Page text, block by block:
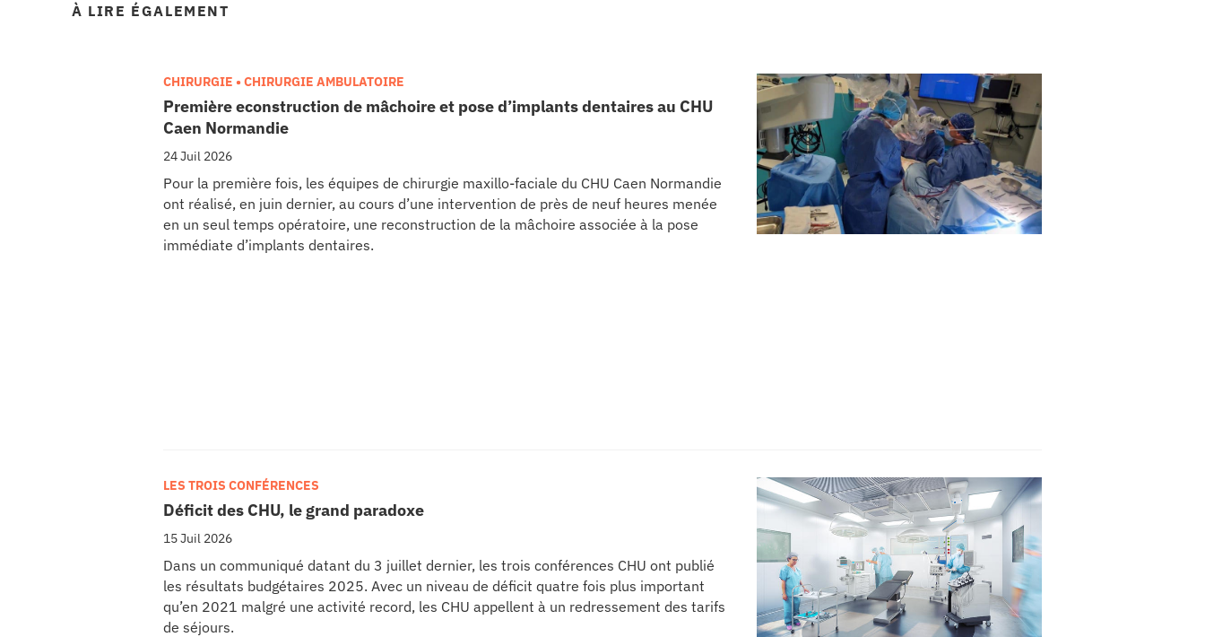
À LIRE ÉGALEMENT
Première econstruction de mâchoire et pose d’implants dentaires au CHU
Caen Normandie
24 Juil 2026
CHIRURGIE • CHIRURGIE AMBULATOIRE
Pour la première fois, les équipes de chirurgie maxillo-faciale du CHU Caen Normandie
ont réalisé, en juin dernier, au cours d’une intervention de près de neuf heures menée
en un seul temps opératoire, une reconstruction de la mâchoire associée à la pose
immédiate d’implants dentaires.
Déficit des CHU, le grand paradoxe
15 Juil 2026
LES TROIS CONFÉRENCES
Dans un communiqué datant du 3 juillet dernier, les trois conférences CHU ont publié
les résultats budgétaires 2025. Avec un niveau de déficit quatre fois plus important
qu’en 2021 malgré une activité record, les CHU appellent à un redressement des tarifs
de séjours.